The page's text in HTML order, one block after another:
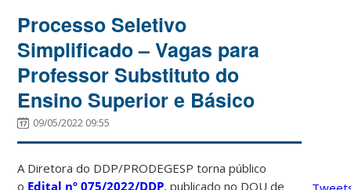
Processo Seletivo
Simplificado – Vagas para
Professor Substituto do
Ensino Superior e Básico
09/05/2022 09:55
A Diretora do DDP/PRODEGESP torna público
o Edital nº 075/2022/DDP, publicado no DOU de